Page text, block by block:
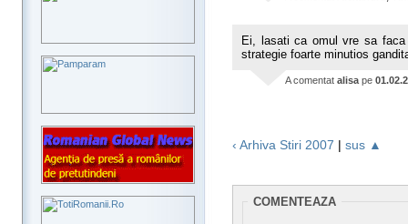
Ei, lasati ca omul vre sa
strategie foarte minutios
A comentat alisape
‹ Arhiva Stiri 2007 | sus ▲
COMENTEAZA